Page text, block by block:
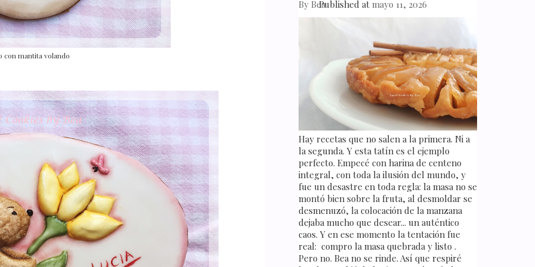
con mantita volando
By BeaPublished at mayo 11, 2026
Hay recetas que no salen a la primera. Ni a
la segunda. Y esta tatín es el ejemplo
perfecto. Empecé con harina de centeno
integral, con toda la ilusión del mundo, y
fue un desastre en toda regla: la masa no se
montó bien sobre la fruta, al desmoldar se
desmenuzó, la colocación de la manzana
dejaba mucho que desear... un auténtico
caos. Y en ese momento la tentación fue
real: compro la masa quebrada y listo .
Pero no. Bea no se rinde. Así que respiré